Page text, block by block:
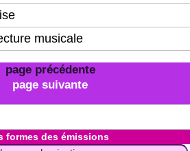
musicale
page précédente
page suivante
formes des émissions